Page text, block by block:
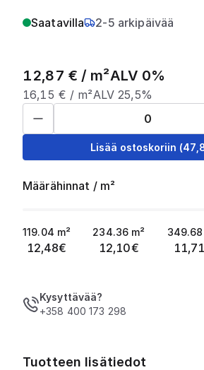
Saatavilla 2-5 arkipäivää
12,87 € / m²ALV 0%
16,15 € / m²ALV 25,5%
Lisää ostoskoriin (
Määrähinnat / m²
119.04 m²
12,48€
234.36 m²
12,10€
349.68
Kysyttävää?
+358 400 173 298
Tuotteen lisätiedot